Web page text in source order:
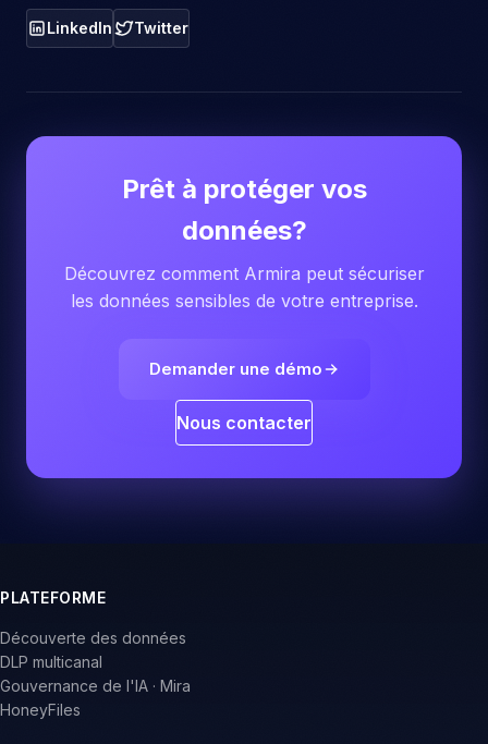
LinkedIn Twitter
Prêt à protéger vos
données?
Découvrez comment Armira peut sécuriser
les données sensibles de votre entreprise.
Demander une démo
Nous contacter
PLATEFORME
Découverte des données
DLP multicanal
Gouvernance de l'IA · Mira
HoneyFiles